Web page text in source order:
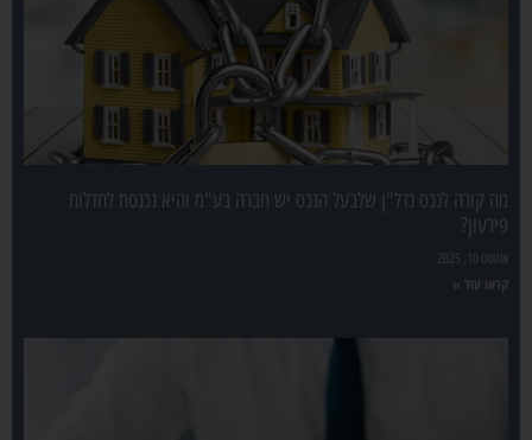
מה קורה לנכס נדל"ן שלבעל הנכס יש חברה בע"מ והיא נכנסת לחדלות
פירעון?
אוגוסט 10, 2025
קראו עוד »